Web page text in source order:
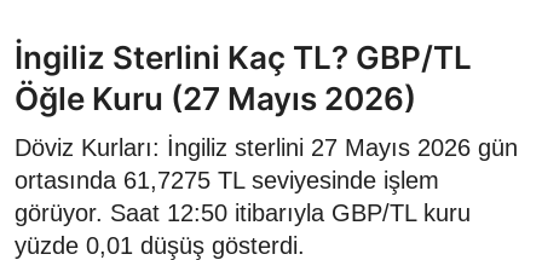
İngiliz Sterlini Kaç TL? GBP/TL
Öğle Kuru (27 Mayıs 2026)
Döviz Kurları: İngiliz sterlini 27 Mayıs 2026 gün
ortasında 61,7275 TL seviyesinde işlem
görüyor. Saat 12:50 itibarıyla GBP/TL kuru
yüzde 0,01 düşüş gösterdi.